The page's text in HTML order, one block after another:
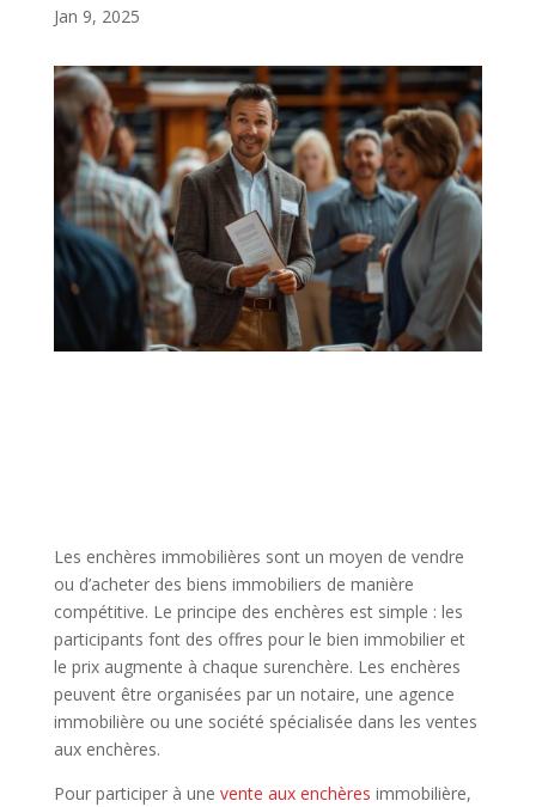
Jan 9, 2025
Les enchères immobilières sont un moyen de vendre
ou d’acheter des biens immobiliers de manière
compétitive. Le principe des enchères est simple : les
participants font des offres pour le bien immobilier et
le prix augmente à chaque surenchère. Les enchères
peuvent être organisées par un notaire, une agence
immobilière ou une société spécialisée dans les ventes
aux enchères.
Pour participer à une vente aux enchères immobilière,